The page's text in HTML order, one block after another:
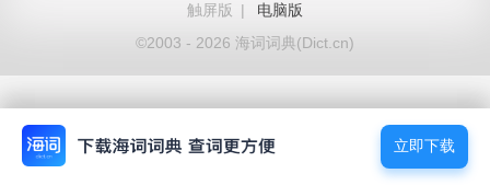
触屏版
|
电脑版
©2003 - 2026 海词词典(Dict.cn)
立即下载
立即下载